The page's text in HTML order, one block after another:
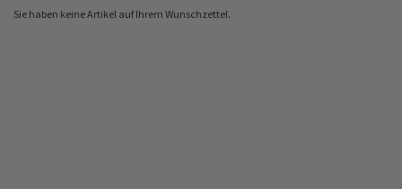
Sie haben keine Artikel auf Ihrem Wunschzettel.